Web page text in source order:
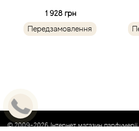
1 928 грн
Передзамовлення
© 2009-2026 Інтернет магазин
Anne Fontaine
Antonio Banderas
Antonio Puig